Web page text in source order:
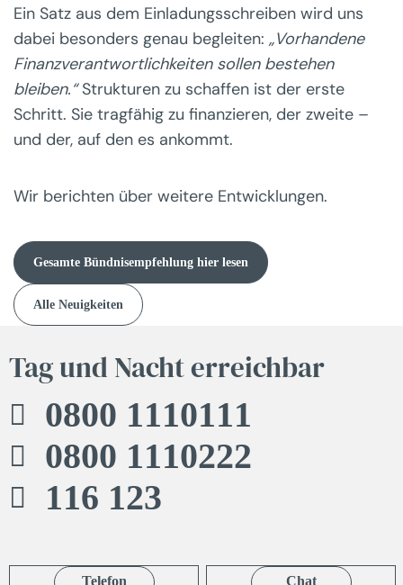
Ein Satz aus dem Einladungsschreiben wird uns
dabei besonders genau begleiten: „Vorhandene
Finanzverantwortlichkeiten sollen bestehen
bleiben.“Strukturen zu schaffen ist der erste
Schritt. Sie tragfähig zu finanzieren, der zweite –
und der, auf den es ankommt.
Wir berichten über weitere Entwicklungen.
Gesamte Bündnisempfehlung hier lesen
Alle Neuigkeiten
Tag und Nacht erreichbar
0800 1110111
0800 1110222
116 123
Telefon Chat